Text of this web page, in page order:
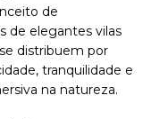
de
de elegantes vilas
distribuem por
tranquilidade e
na natureza.